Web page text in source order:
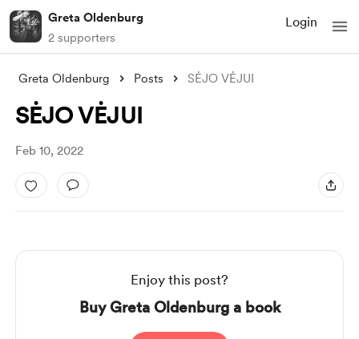
Greta Oldenburg
2 supporters
Login
Greta Oldenburg Posts SĖJO VĖJUI
SĖJO VĖJUI
Feb 10, 2022
Enjoy this post?
Buy Greta Oldenburg a book